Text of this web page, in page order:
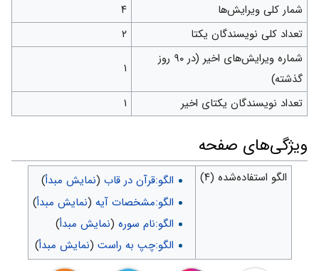
شمار کلی ویرایش‌ها
۴
تعداد کلی نویسندگان یکتا
۲
شماره ویرایش‌های اخیر (در ۹۰ روز
گذشته)
۱
تعداد نویسندگان یکتای اخیر ۱
ويژگی‌های صفحه
الگو استفاده‌شده (۴) الگو:قرآن در قاب (نمایش مبدأ)
الگو:مشخصات آیه (نمایش مبدأ)
الگو:نام سوره (نمایش مبدأ)
الگو:چپ به راست (نمایش مبدأ)